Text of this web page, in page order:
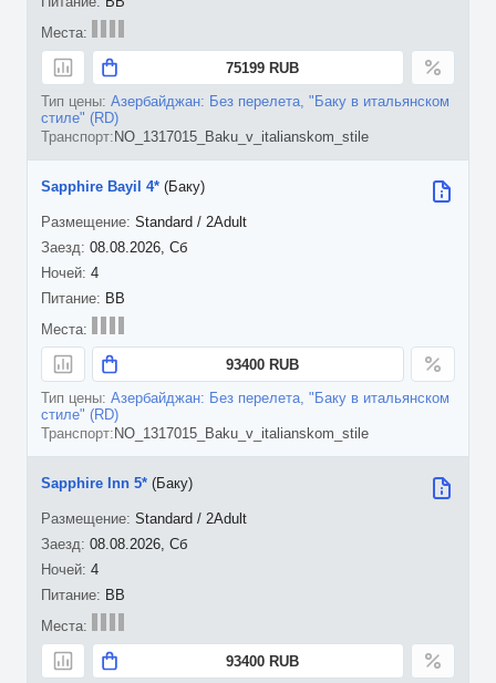
75199 RUB
Азербайджан: Без перелета, "Баку в итальянском
стиле" (RD)
NO_1317015_Baku_v_italianskom_stile
08.08.2026, Сб
4
Sapphire Bayil 4* (Баку)
Standard / 2Adult
BB
93400 RUB
Азербайджан: Без перелета, "Баку в итальянском
стиле" (RD)
NO_1317015_Baku_v_italianskom_stile
08.08.2026, Сб
4
Sapphire Inn 5* (Баку)
Standard / 2Adult
BB
93400 RUB